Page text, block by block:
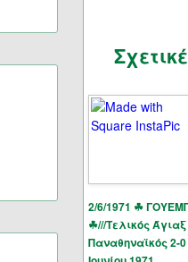
2/6/1971 ☘
☘///Τελικός
Παναθηναϊκός 2-